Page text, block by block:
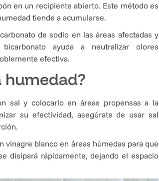
en un recipiente abierto. Este método es
tiende a acumularse.
de sodio en las áreas afectadas y
ayuda a neutralizar olores
efectiva.
humedad?
sal y colocarlo en áreas propensas a la
su efectividad, asegúrate de usar sal
vinagre blanco en áreas húmedas para que
disipará rápidamente, dejando el espacio